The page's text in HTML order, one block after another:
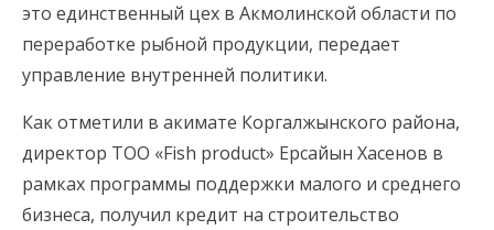
это единственный цех в Акмолинской области по
переработке рыбной продукции, передает
управление внутренней политики.
Как отметили в акимате Коргалжынского района,
директор ТОО «Fish product» Ерсайын Хасенов в
рамках программы поддержки малого и среднего
бизнеса, получил кредит на строительство